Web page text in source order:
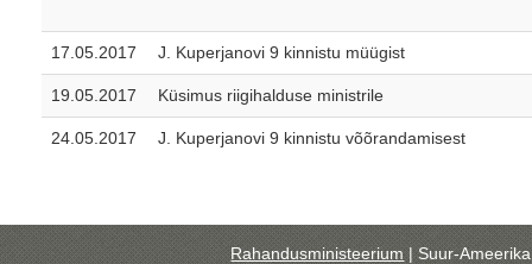
17.05.2017 J. Kuperjanovi 9 kinnistu müügist
19.05.2017 Küsimus riigihalduse ministrile
24.05.2017 J. Kuperjanovi 9 kinnistu võõrandamisest
Rahandusministeerium| Suur-